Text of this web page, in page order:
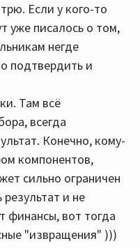
Если у кого-то
уже писалось о том,
негде
подтвердить и
Там всё
всегда
Конечно, кому-
компонентов,
сильно ограничен
и не
финансы, вот тогда
"извращения" )))